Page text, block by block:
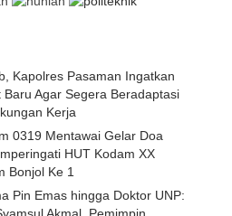
Kapolres Pasaman Ingatkan
Baru Agar Segera Beradaptasi
Kerja
0319 Mentawai Gelar Doa
HUT Kodam XX
Bonjol Ke 1
Pin Emas hingga Doktor UNP: